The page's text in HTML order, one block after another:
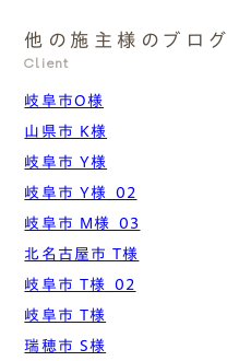
他の施主様のブログ
Client
岐阜市O様
山県市 K様
岐阜市 Y様
岐阜市 Y様_02
岐阜市 M様_03
北名古屋市 T様
岐阜市 T様_02
岐阜市 T様
瑞穂市 S様